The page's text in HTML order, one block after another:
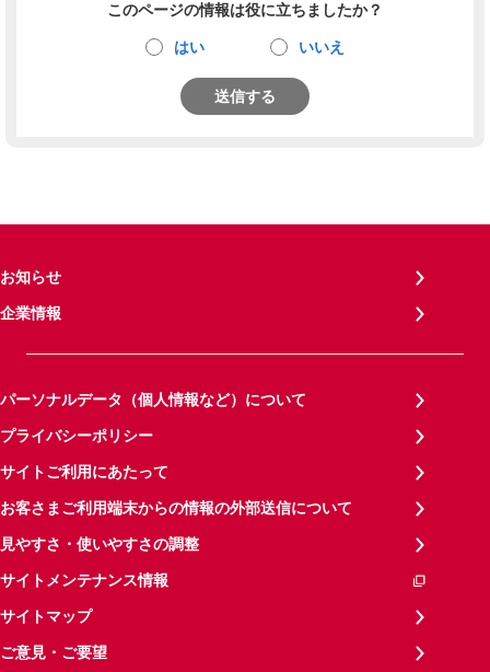
このページの情報は役に立ちましたか？
はい いいえ
送信する
お知らせ
企業情報
パーソナルデータ（個人情報など）について
プライバシーポリシー
サイトご利用にあたって
お客さまご利用端末からの情報の外部送信について
見やすさ・使いやすさの調整
サイトメンテナンス情報
サイトマップ
ご意見・ご要望